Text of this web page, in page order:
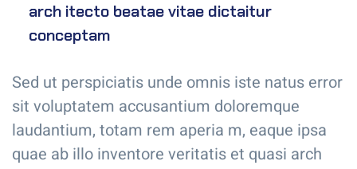
arch itecto beatae vitae dictaitur
conceptam
Sed ut perspiciatis unde omnis iste natus error
sit voluptatem accusantium doloremque
laudantium, totam rem aperia m, eaque ipsa
quae ab illo inventore veritatis et quasi arch